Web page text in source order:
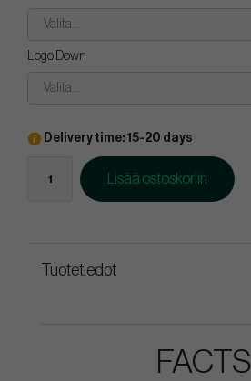
Valita...
Logo Down
Valita...
Delivery time: 15-20 days
Lisää ostoskoriin
Tuotetiedot
FACTS